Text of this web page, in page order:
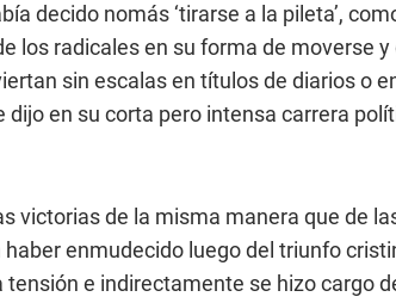
decido nomás ‘tirarse a la pileta’,
los radicales en su forma de moverse y
sin escalas en títulos de diarios o
en su corta pero intensa carrera
victorias de la misma manera que de
enmudecido luego del triunfo
e indirectamente se hizo cargo